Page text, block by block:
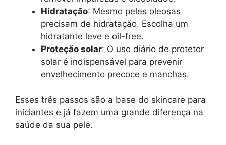
Hidratação: Mesmo peles oleosas
precisam de hidratação. Escolha um
hidratante leve e oil-free.
Proteção solar: O uso diário de protetor
solar é indispensável para prevenir
envelhecimento precoce e manchas.
Esses três passos são a base do skincare para
iniciantes e já fazem uma grande diferença na
saúde da sua pele.